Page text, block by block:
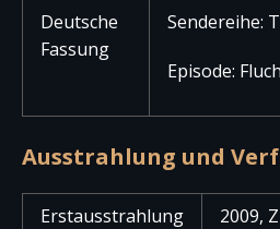
Deutsche
Fassung
Sendereihe:
Episode:
Ausstrahlung und
Erstausstrahlung 2009,